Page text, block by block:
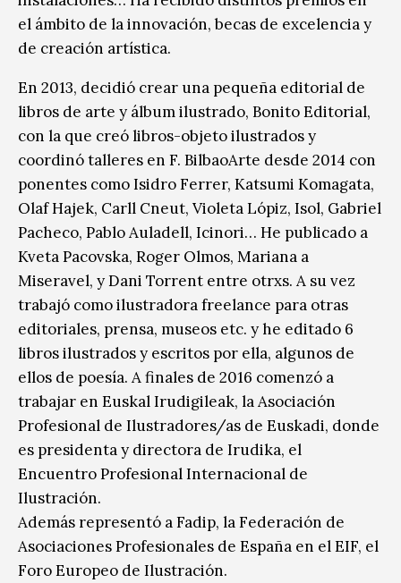
el ámbito de la innovación, becas de excelencia y
de creación artística.
En 2013, decidió crear una pequeña editorial de
libros de arte y álbum ilustrado, Bonito Editorial,
con la que creó libros-objeto ilustrados y
coordinó talleres en F. BilbaoArte desde 2014 con
ponentes como Isidro Ferrer, Katsumi Komagata,
Olaf Hajek, Carll Cneut, Violeta Lópiz, Isol, Gabriel
Pacheco, Pablo Auladell, Icinori… He publicado a
Kveta Pacovska, Roger Olmos, Mariana a
Miseravel, y Dani Torrent entre otrxs. A su vez
trabajó como ilustradora freelance para otras
editoriales, prensa, museos etc. y he editado 6
libros ilustrados y escritos por ella, algunos de
ellos de poesía. A finales de 2016 comenzó a
trabajar en Euskal Irudigileak, la Asociación
Profesional de Ilustradores/as de Euskadi, donde
es presidenta y directora de Irudika, el
Encuentro Profesional Internacional de
Ilustración.
Además representó a Fadip, la Federación de
Asociaciones Profesionales de España en el EIF, el
Foro Europeo de Ilustración.